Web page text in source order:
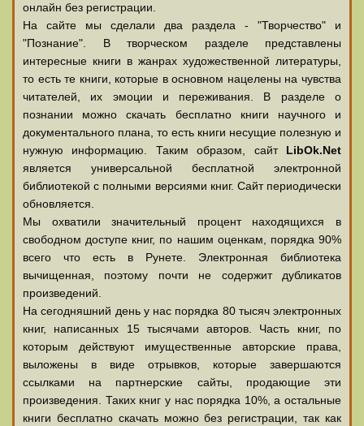
онлайн без регистрации.
На сайте мы сделали два раздела - "Творчество" и
"Познание". В творческом разделе представлены
интересные книги в жанрах художественной литературы,
то есть те книги, которые в основном нацелены на чувства
читателей, их эмоции и переживания. В разделе о
познании можно скачать бесплатно книги научного и
документального плана, то есть книги несущие полезную и
нужную информацию. Таким образом, сайт LibOk.Net
является универсальной бесплатной электронной
библиотекой с полными версиями книг. Сайт периодически
обновляется.
Мы охватили значительный процент находящихся в
свободном доступе книг, по нашим оценкам, порядка 90%
всего что есть в Рунете. Электронная библиотека
вычищенная, поэтому почти не содержит дубликатов
произведений.
На сегодняшний день у нас порядка 80 тысяч электронных
книг, написанных 15 тысячами авторов. Часть книг, по
которым действуют имущественные авторские права,
выложены в виде отрывков, которые завершаются
ссылками на партнерские сайты, продающие эти
произведения. Таких книг у нас порядка 10%, а остальные
книги бесплатно скачать можно без регистрации, так как